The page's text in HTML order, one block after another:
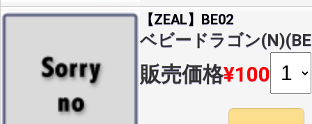
【ZEAL】BE02
ベビードラゴン
販売価格¥100